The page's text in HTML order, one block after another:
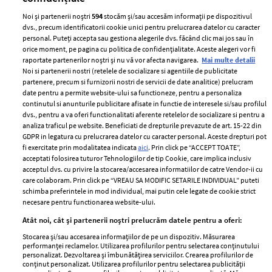
ELLE Style Awards
2024
Despre ELLE
Romania
Contact
Abonamente
Termeni si conditii
Politica de
confidențialitate
Politica de cookies
Publicitate
GSP
Unica
Baby
femei
Viva
Avantaje
Noi și partenerii noștri594stocăm și/sau accesăm informații pe dispozitivul
dvs., precum identificatorii cookie unici pentru prelucrarea datelor cu caracter
personal. Puteți accepta sau gestiona alegerile dvs. făcând clic mai jos sau în
orice moment, pe pagina cu politica de confidențialitate. Aceste alegeri vor fi
raportate partenerilor noștri și nu vă vor afecta navigarea. Mai multe detalii
Noi si partenerii nostri (retelele de socializare si agentiile de publicitate
partenere, precum si furnizorii nostri de servicii de date analitice) prelucram
date pentru a permite website-ului sa functioneze, pentru a personaliza
continutul si anunturile publicitare afisate in functie de interesele si/sau profilul
dvs., pentru a va oferi functionalitati aferente retelelor de socializare si pentru a
analiza traficul pe website. Beneficiati de drepturile prevazute de art. 15-22 din
GDPR in legatura cu prelucrarea datelor cu caracter personal. Aceste drepturi pot
fi exercitate prin modalitatea indicataaici. Prin click pe “ACCEPT TOATE”,
acceptati folosirea tuturor Tehnologiilor de tip Cookie, care implica inclusiv
acceptul dvs. cu privire la stocarea/accesarea informatiilor de catre Vendor-ii cu
care colaboram. Prin click pe “VREAU SA MODIFIC SETARILE INDIVIDUAL” puteti
schimba preferintele in mod individual, mai putin cele legate de cookie strict
necesare pentru functionarea website-ului.
Atât noi, cât și partenerii noștri prelucrăm datele pentru a oferi:
Stocarea și/sau accesarea informațiilor de pe un dispozitiv. Măsurarea
performanței reclamelor. Utilizarea profilurilor pentru selectarea conținutului
personalizat. Dezvoltarea și îmbunătățirea serviciilor. Crearea profilurilor de
conținut personalizat. Utilizarea profilurilor pentru selectarea publicității